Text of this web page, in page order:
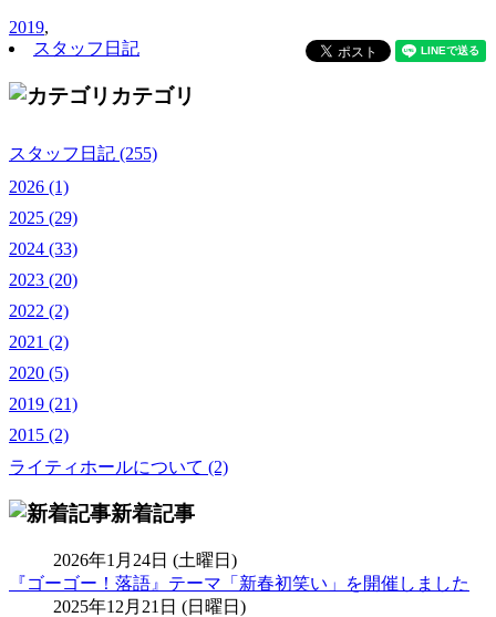
2019,
スタッフ日記
カテゴリ
スタッフ日記 (255)
2026 (1)
2025 (29)
2024 (33)
2023 (20)
2022 (2)
2021 (2)
2020 (5)
2019 (21)
2015 (2)
ライティホールについて (2)
新着記事
2026年1月24日 (土曜日)
『ゴーゴー！落語』テーマ「新春初笑い」を開催しました
2025年12月21日 (日曜日)